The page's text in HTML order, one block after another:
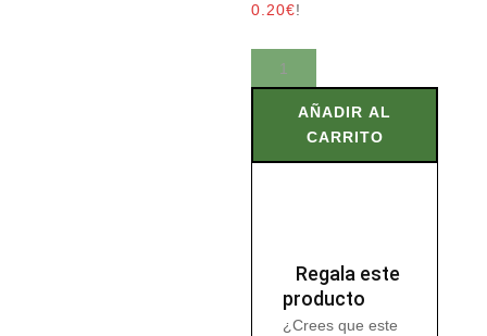
0.20€!
ERGYPHILUS
PLUS
cantidad
AÑADIR AL
CARRITO
Regala este
producto
¿Crees que este